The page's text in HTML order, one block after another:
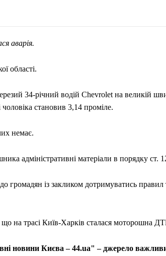
аварія.
області.
34-річний водій Chevrolet на великій
становив 3,14 проміле.
немає.
адміністративні матеріали в порядку
громадян із закликом дотримуватись
на трасі Київ-Харків сталася моторошна
новини Києва – 44.ua" – джерело